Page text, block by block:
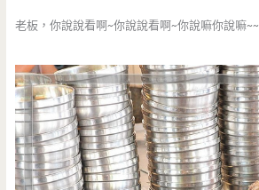
老板，你說說看啊~你說說看啊~你說嘛你說嘛~~